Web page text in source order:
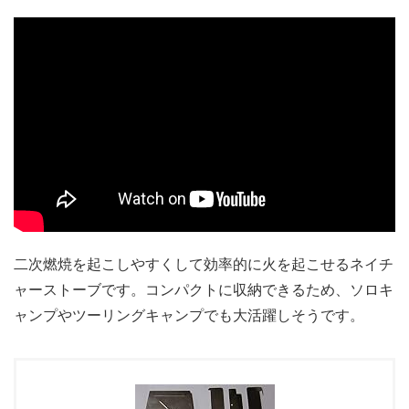
二次燃焼を起こしやすくして効率的に火を起こせるネイチ
ャーストーブです。コンパクトに収納できるため、ソロキ
ャンプやツーリングキャンプでも大活躍しそうです。